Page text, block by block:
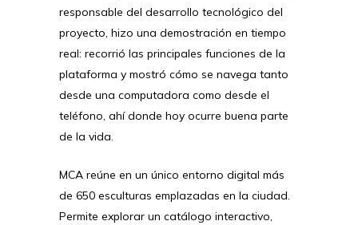
responsable del desarrollo tecnológico del
proyecto, hizo una demostración en tiempo
real: recorrió las principales funciones de la
plataforma y mostró cómo se navega tanto
desde una computadora como desde el
teléfono, ahí donde hoy ocurre buena parte
de la vida.
MCA reúne en un único entorno digital más
de 650 esculturas emplazadas en la ciudad.
Permite explorar un catálogo interactivo,